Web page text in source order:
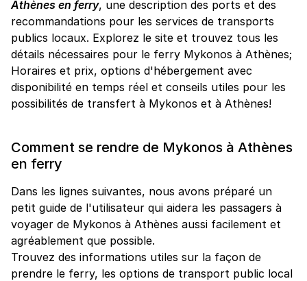
Athènes en ferry, une description des ports et des
recommandations pour les services de transports
publics locaux. Explorez le site et trouvez tous les
détails nécessaires pour le ferry Mykonos à Athènes;
Horaires et prix, options d'hébergement avec
disponibilité en temps réel et conseils utiles pour les
possibilités de transfert à Mykonos et à Athènes!
Comment se rendre de Mykonos à Athènes
en ferry
Dans les lignes suivantes, nous avons préparé un
petit guide de l'utilisateur qui aidera les passagers à
voyager de Mykonos à Athènes aussi facilement et
agréablement que possible.
Trouvez des informations utiles sur la façon de
prendre le ferry, les options de transport public local